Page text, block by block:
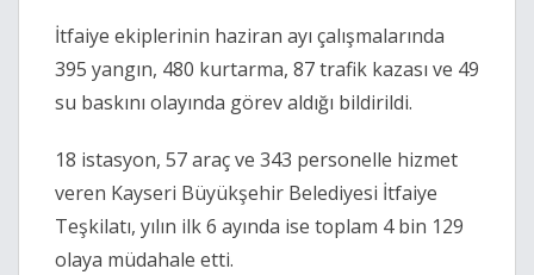
İtfaiye ekiplerinin haziran ayı çalışmalarında
395 yangın, 480 kurtarma, 87 trafik kazası ve 49
su baskını olayında görev aldığı bildirildi.
18 istasyon, 57 araç ve 343 personelle hizmet
veren Kayseri Büyükşehir Belediyesi İtfaiye
Teşkilatı, yılın ilk 6 ayında ise toplam 4 bin 129
olaya müdahale etti.